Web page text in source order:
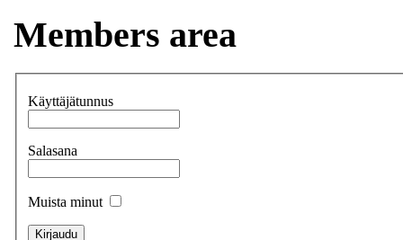
Members area
Käyttäjätunnus
Salasana
Muista minut